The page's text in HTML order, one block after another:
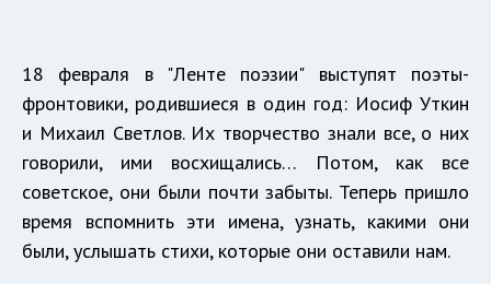
18 февраля в "Ленте поэзии" выступят поэты-
фронтовики, родившиеся в один год: Иосиф Уткин
и Михаил Светлов. Их творчество знали все, о них
говорили, ими восхищались… Потом, как все
советское, они были почти забыты. Теперь пришло
время вспомнить эти имена, узнать, какими они
были, услышать стихи, которые они оставили нам.